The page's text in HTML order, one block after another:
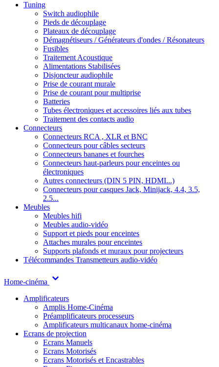
Tuning
Switch audiophile
Pieds de découplage
Plateaux de découplage
Démagnétiseurs / Générateurs d'ondes / Résonateurs
Fusibles
Traitement Acoustique
Alimentations Stabilisées
Disjoncteur audiophile
Prise de courant murale
Prise de courant pour multiprise
Batteries
Tubes électroniques et accessoires liés aux tubes
Traitement des contacts audio
Connecteurs
Connecteurs RCA , XLR et BNC
Connecteurs pour câbles secteurs
Connecteurs bananes et fourches
Connecteurs haut-parleurs pour enceintes ou
électroniques
Autres connecteurs (DIN 5 PIN, HDMI...)
Connecteurs pour casques Jack, Minijack, 4.4, 3.5,
2.5...
Meubles
Meubles hifi
Meubles audio-vidéo
Support et pieds pour enceintes
Attaches murales pour enceintes
Supports plafonds et muraux pour projecteurs
Télécommandes Transmetteurs audio-vidéo
Home-cinéma
Amplificateurs
Amplis Home-Cinéma
Préamplificateurs processeurs
Amplificateurs multicanaux home-cinéma
Ecrans de projection
Ecrans Manuels
Ecrans Motorisés
Ecrans Motorisés et Encastrables